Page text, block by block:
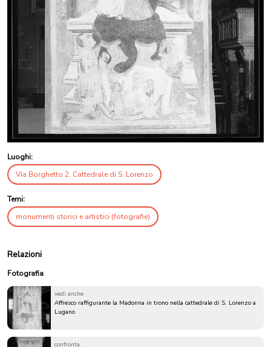
Luoghi:
Via Borghetto 2, Cattedrale di S. Lorenzo
Temi:
monumenti storici e artistici (fotografie)
Relazioni
Fotografia
vedi anche
Affresco raffigurante la Madonna in trono nella cattedrale di S. Lorenzo a
Lugano
confronta